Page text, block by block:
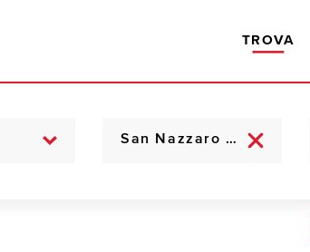
TROVA